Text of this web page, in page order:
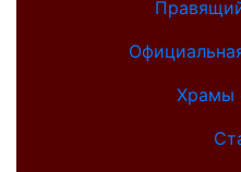
Храмы